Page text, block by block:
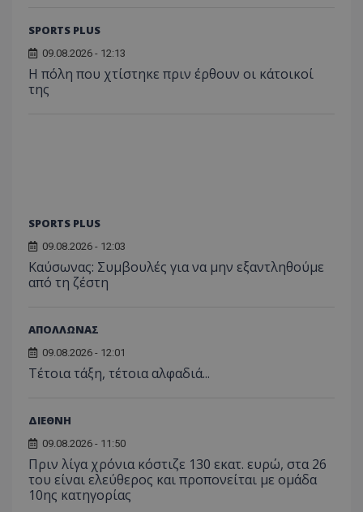
SPORTS PLUS
09.08.2026 - 12:13
Η πόλη που χτίστηκε πριν έρθουν οι κάτοικοί
της
SPORTS PLUS
09.08.2026 - 12:03
Kαύσωνας: Συμβουλές για να μην εξαντληθούμε
από τη ζέστη
ΑΠΟΛΛΩΝΑΣ
09.08.2026 - 12:01
Τέτοια τάξη, τέτοια αλφαδιά...
ΔΙΕΘΝΗ
09.08.2026 - 11:50
Πριν λίγα χρόνια κόστιζε 130 εκατ. ευρώ, στα 26
του είναι ελεύθερος και προπονείται με ομάδα
10ης κατηγορίας